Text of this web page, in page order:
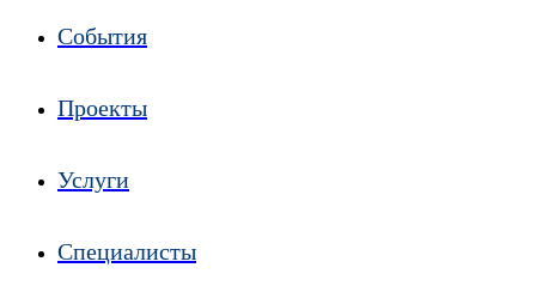
События
Проекты
Услуги
Специалисты